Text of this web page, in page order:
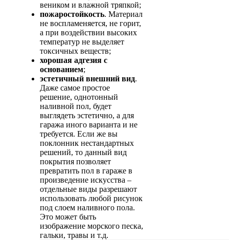
веником и влажной тряпкой;
пожаростойкость. Материал
не воспламеняется, не горит,
а при воздействии высоких
температур не выделяет
токсичных веществ;
хорошая адгезия с
основанием;
эстетичный внешний вид.
Даже самое простое
решение, однотонный
наливной пол, будет
выглядеть эстетично, а для
гаража иного варианта и не
требуется. Если же вы
поклонник нестандартных
решений, то данный вид
покрытия позволяет
превратить пол в гараже в
произведение искусства –
отдельные виды разрешают
использовать любой рисунок
под слоем наливного пола.
Это может быть
изображение морского песка,
гальки, травы и т.д.